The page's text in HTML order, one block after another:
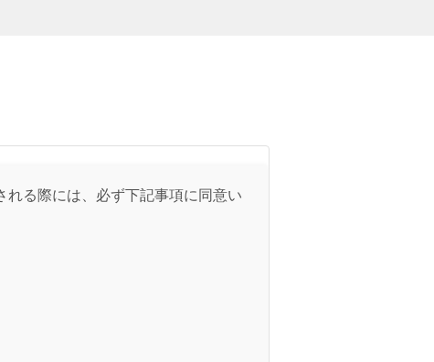
る際には、必ず下記事項に同意い